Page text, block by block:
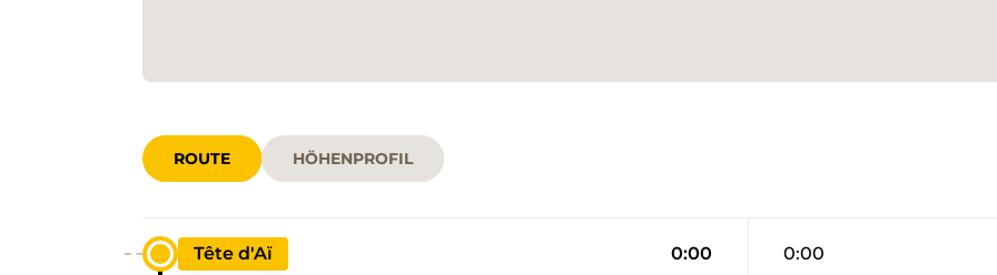
ROUTE HÖHENPROFIL
Tête d'Aï 0:00 0:00